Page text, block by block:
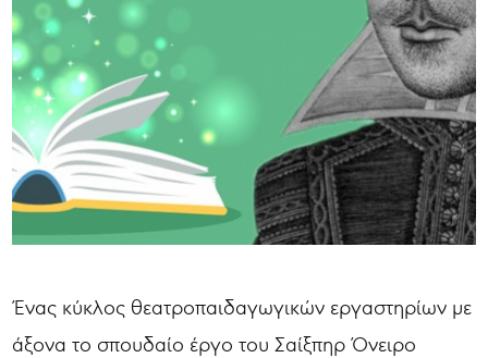
Ένας κύκλος θεατροπαιδαγωγικών εργαστηρίων με
άξονα το σπουδαίο έργο του Σαίξπηρ Όνειρο